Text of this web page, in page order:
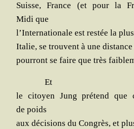
Suisse, France (et pour la
Midi que
l’In­ter­na­tio­nale est res­tée la
Ita­lie, se trouvent à une dis­tance
pour­ront se faire que très
Et
le citoyen Jung pré­tend que
de poids
aux déci­sions du Congrès, et